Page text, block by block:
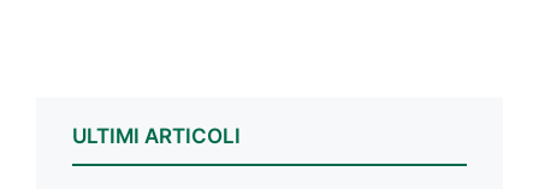
ULTIMI ARTICOLI